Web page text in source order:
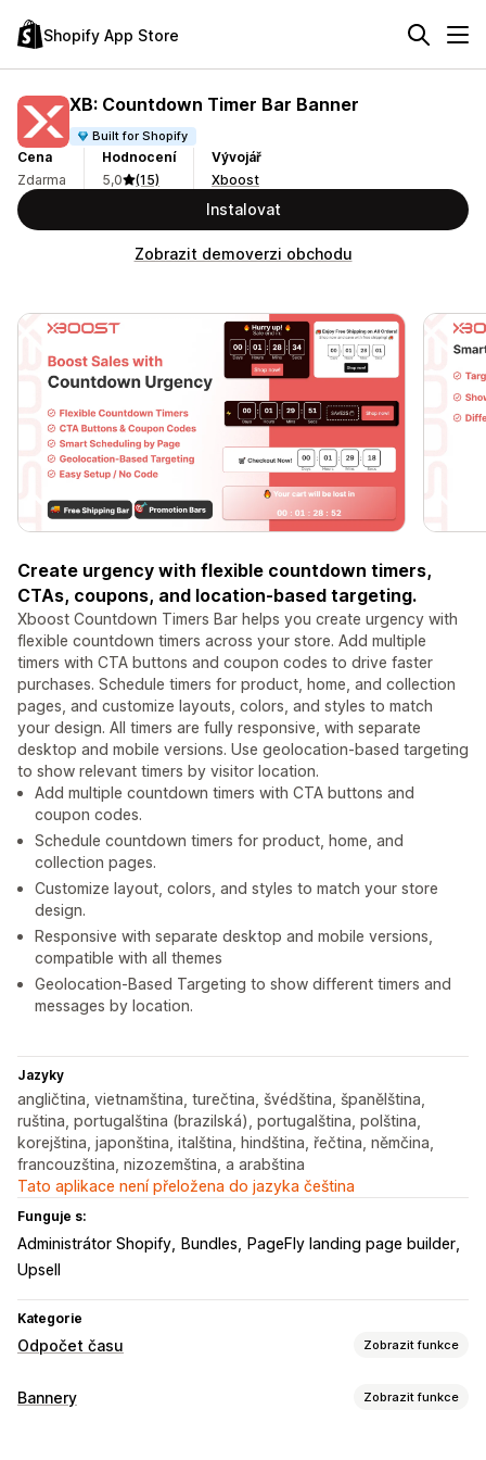
Shopify App Store
XB: Countdown Timer Bar Banner
Built for Shopify
Cena
Zdarma
Hodnocení
5,0
(15)
Vývojář
Xboost
Instalovat
Zobrazit demoverzi obchodu
Create urgency with flexible countdown timers,
CTAs, coupons, and location-based targeting.
Xboost Countdown Timers Bar helps you create urgency with
flexible countdown timers across your store. Add multiple
timers with CTA buttons and coupon codes to drive faster
purchases. Schedule timers for product, home, and collection
pages, and customize layouts, colors, and styles to match
your design. All timers are fully responsive, with separate
desktop and mobile versions. Use geolocation-based targeting
to show relevant timers by visitor location.
Add multiple countdown timers with CTA buttons and
coupon codes.
Schedule countdown timers for product, home, and
collection pages.
Customize layout, colors, and styles to match your store
design.
Responsive with separate desktop and mobile versions,
compatible with all themes
Geolocation-Based Targeting to show different timers and
messages by location.
Jazyky
angličtina, vietnamština, turečtina, švédština, španělština,
ruština, portugalština (brazilská), portugalština, polština,
korejština, japonština, italština, hindština, řečtina, němčina,
francouzština, nizozemština, a arabština
Tato aplikace není přeložena do jazyka čeština
Funguje s:
Administrátor Shopify Bundles
PageFly landing page builder
Upsell
Kategorie
Odpočet času Zobrazit funkce
Možnosti zobrazení
Bannery Zobrazit funkce